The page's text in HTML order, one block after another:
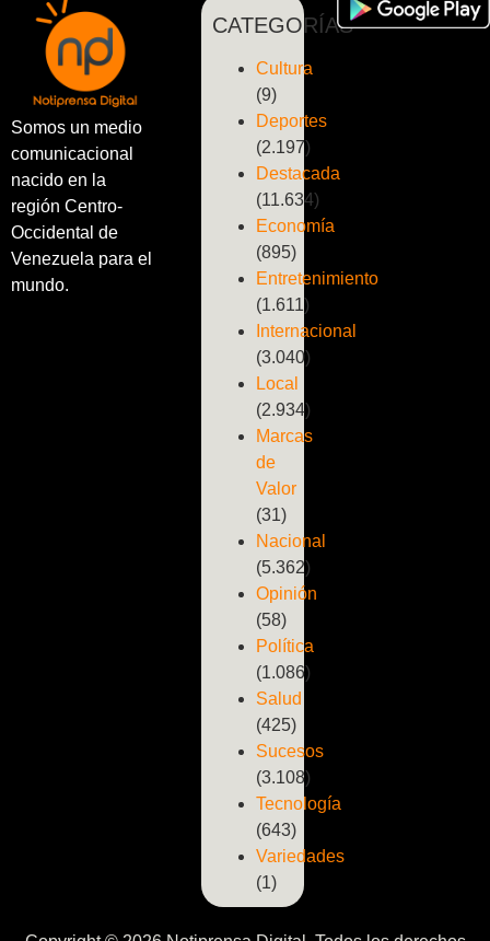
Somos un medio
comunicacional
nacido en la
región Centro-
Occidental de
Venezuela para el
mundo.
CATEGORÍAS
Cultura
(9)
Deportes
(2.197)
Destacada
(11.634)
Economía
(895)
Entretenimiento
(1.611)
Internacional
(3.040)
Local
(2.934)
Marcas
de
Valor
(31)
Nacional
(5.362)
Opinión
(58)
Política
(1.086)
Salud
(425)
Sucesos
(3.108)
Tecnología
(643)
Variedades
(1)